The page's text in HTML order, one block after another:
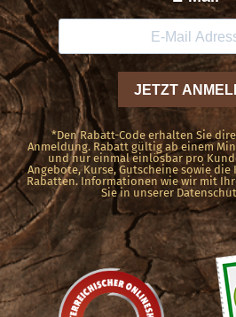
*Den Rabatt-Code erhalten Sie
Anmeldung. Rabatt gültig ab einem
und nur einmal einlösbar pro
Angebote, Kurse, Gutscheine sowie
Rabatten. Informationen wie wir mit
Sie in unserer